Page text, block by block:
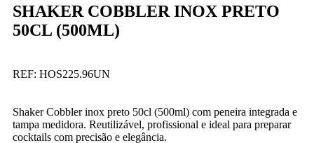
SHAKER COBBLER INOX PRETO
50CL (500ML)
REF: HOS225.96UN
Shaker Cobbler inox preto 50cl (500ml) com peneira integrada e
tampa medidora. Reutilizável, profissional e ideal para preparar
cocktails com precisão e elegância.